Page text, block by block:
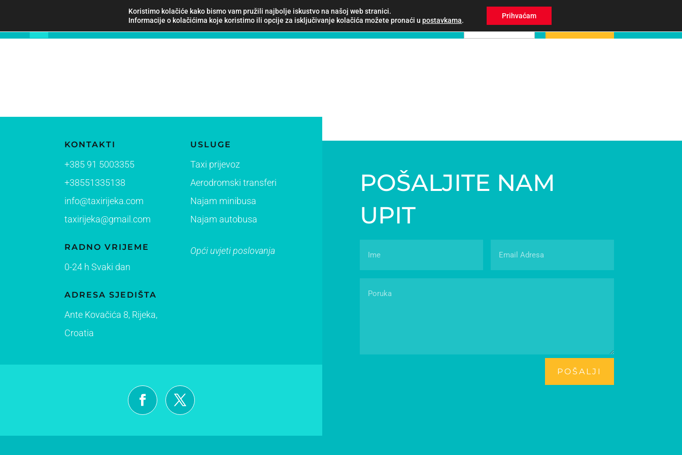
POČETNA USLUGE KONTAKT TAXI OPATIJA
KONTAKTI
+385 91 5003355
+38551335138
info@taxirijeka.com
taxirijeka@gmail.com
RADNO VRIJEME
0-24 h Svaki dan
ADRESA SJEDIŠTA
Ante Kovačića 8, Rijeka,
Croatia
USLUGE
Taxi prijevoz
Aerodromski transferi
Najam minibusa
Najam autobusa
Opći uvjeti poslovanja
POŠALJITE NAM
UPIT
POŠALJI
Koristimo kolačiće kako bismo vam pružili najbolje iskustvo na našoj web stranici.
Informacije o kolačićima koje koristimo ili opcije za isključivanje kolačića možete pronaći upostavkama.
Prihvaćam